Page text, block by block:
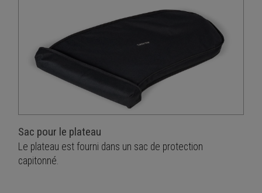
Sac pour le plateau
Le plateau est fourni dans un sac de protection
capitonné.